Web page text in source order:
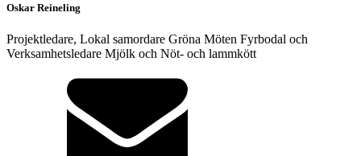
Oskar Reineling
Projektledare, Lokal samordare Gröna Möten Fyrbodal och
Verksamhetsledare Mjölk och Nöt- och lammkött